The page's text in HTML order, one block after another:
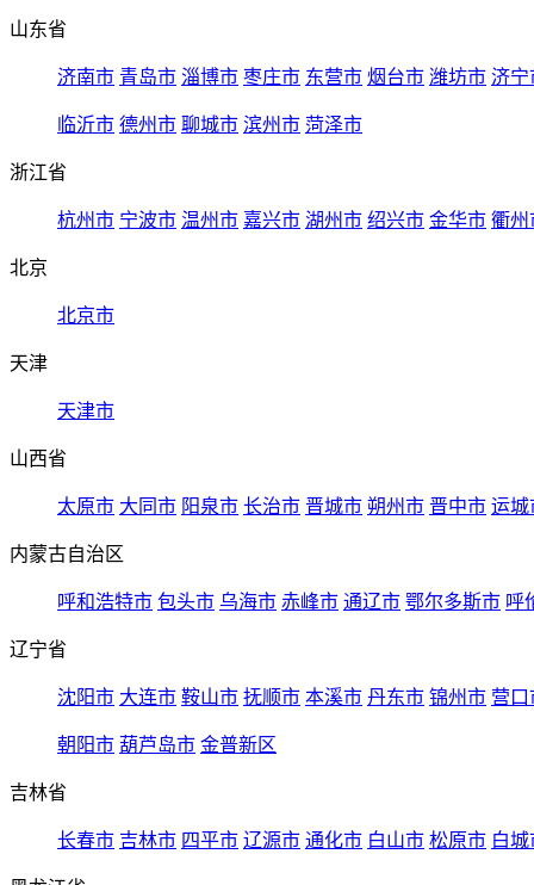
山东省
济南市 青岛市 淄博市 枣庄市 东营市 烟台市 潍坊市 济宁
临沂市 德州市 聊城市 滨州市 菏泽市
浙江省
杭州市 宁波市 温州市 嘉兴市 湖州市 绍兴市 金华市 衢州
北京
北京市
天津
天津市
山西省
太原市 大同市 阳泉市 长治市 晋城市 朔州市 晋中市 运城
内蒙古自治区
呼和浩特市 包头市 乌海市 赤峰市 通辽市 鄂尔多斯市 呼
辽宁省
沈阳市 大连市 鞍山市 抚顺市 本溪市 丹东市 锦州市 营口
朝阳市 葫芦岛市 金普新区
吉林省
长春市 吉林市 四平市 辽源市 通化市 白山市 松原市 白城